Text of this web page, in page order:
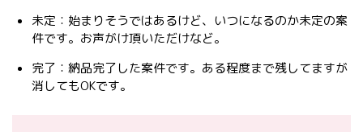
未定：始まりそうではあるけど、いつになるのか未定の案
件です。お声がけ頂いただけなど。
完了：納品完了した案件です。ある程度まで残してますが
消してもOKです。